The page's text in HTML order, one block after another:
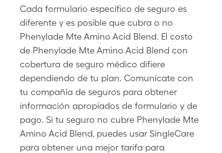
Cada formulario específico de seguro es
diferente y es posible que cubra o no
Phenylade Mte Amino Acid Blend. El costo
de Phenylade Mte Amino Acid Blend con
cobertura de seguro médico difiere
dependiendo de tu plan. Comunícate con
tu compañía de seguros para obtener
información apropiados de formulario y de
pago. Si tu seguro no cubre Phenylade Mte
Amino Acid Blend, puedes usar SingleCare
para obtener una mejor tarifa para